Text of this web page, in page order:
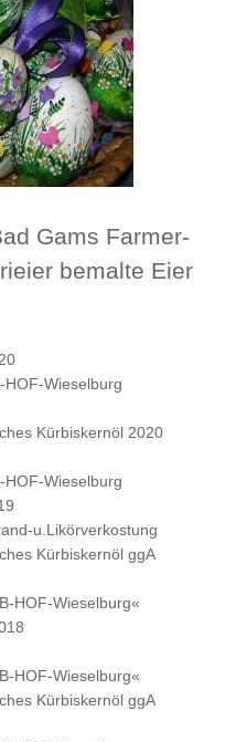
Gams Farmer-
bemalte Eier
Wieselburg
Kürbiskernöl 2020
Wieselburg
u.Likörverkostung
Kürbiskernöl ggA
HOF-Wieselburg«
HOF-Wieselburg«
Kürbiskernöl ggA